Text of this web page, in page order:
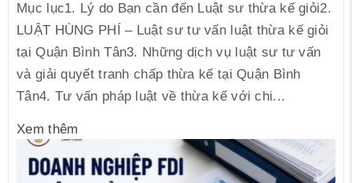
Mục lục1. Lý do Bạn cần đến Luật sư thừa kế giỏi2.
LUẬT HÙNG PHÍ – Luật sư tư vấn luật thừa kế giỏi
tại Quận Bình Tân3. Những dịch vụ luật sư tư vấn
và giải quyết tranh chấp thừa kế tại Quận Bình
Tân4. Tư vấn pháp luật về thừa kế với chi...
Xem thêm